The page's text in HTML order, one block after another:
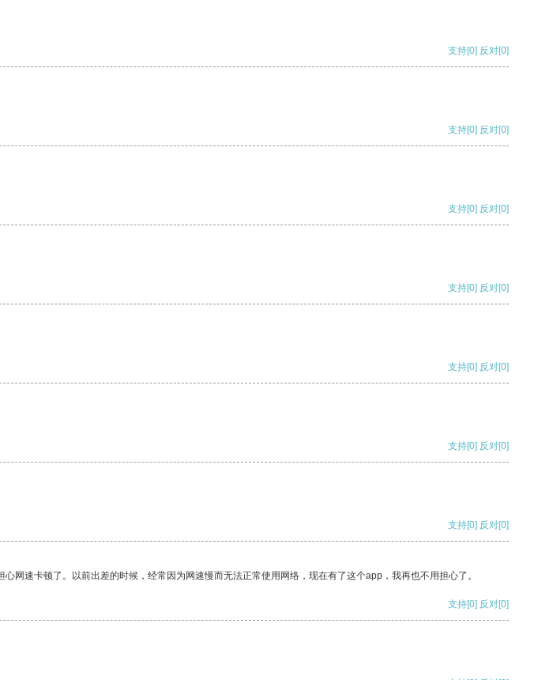
支持[0] 反对[0]
支持[0] 反对[0]
支持[0] 反对[0]
支持[0] 反对[0]
支持[0] 反对[0]
支持[0] 反对[0]
支持[0] 反对[0]
速卡顿了。以前出差的时候，经常因为网速慢而无法正常使用网络，现在有了这个app，我再也不用担心了。
支持[0] 反对[0]